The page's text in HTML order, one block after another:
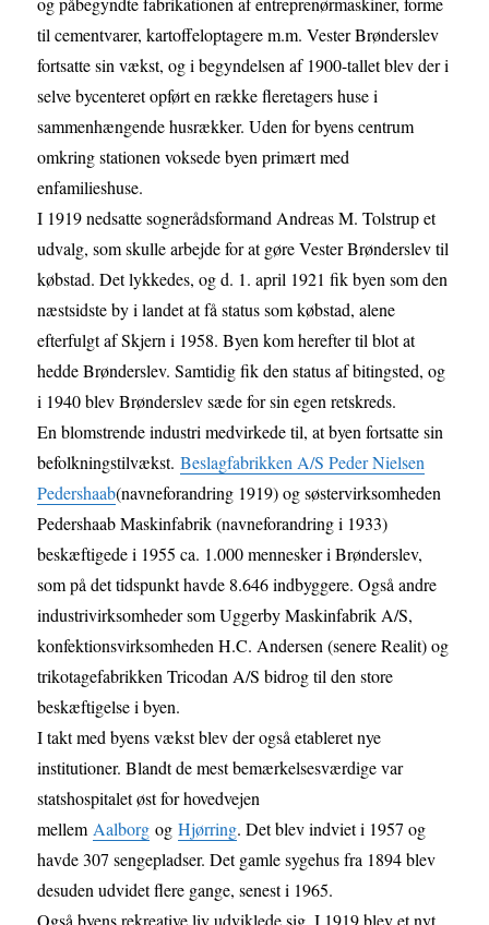
til cementvarer, kartoffeloptagere m.m. Vester Brønderslev
fortsatte sin vækst, og i begyndelsen af 1900-tallet blev der i
selve bycenteret opført en række fleretagers huse i
sammenhængende husrækker. Uden for byens centrum
omkring stationen voksede byen primært med
enfamilieshuse.
I 1919 nedsatte sognerådsformand Andreas M. Tolstrup et
udvalg, som skulle arbejde for at gøre Vester Brønderslev til
købstad. Det lykkedes, og d. 1. april 1921 fik byen som den
næstsidste by i landet at få status som købstad, alene
efterfulgt af Skjern i 1958. Byen kom herefter til blot at
hedde Brønderslev. Samtidig fik den status af bitingsted, og
i 1940 blev Brønderslev sæde for sin egen retskreds.
En blomstrende industri medvirkede til, at byen fortsatte sin
befolkningstilvækst.Beslagfabrikken A/S Peder Nielsen
Pedershaab(navneforandring 1919) og søstervirksomheden
Pedershaab Maskinfabrik (navneforandring i 1933)
beskæftigede i 1955 ca. 1.000 mennesker i Brønderslev,
som på det tidspunkt havde 8.646 indbyggere. Også andre
industrivirksomheder som Uggerby Maskinfabrik A/S,
konfektionsvirksomheden H.C. Andersen (senere Realit) og
trikotagefabrikken Tricodan A/S bidrog til den store
beskæftigelse i byen.
I takt med byens vækst blev der også etableret nye
institutioner. Blandt de mest bemærkelsesværdige var
statshospitalet øst for hovedvejen
mellem Aalborg ogHjørring. Det blev indviet i 1957 og
havde 307 sengepladser. Det gamle sygehus fra 1894 blev
desuden udvidet flere gange, senest i 1965.
Også byens rekreative liv udviklede sig. I 1919 blev et nyt